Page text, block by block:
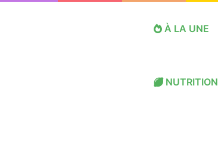
À LA UNE
NUTRITION